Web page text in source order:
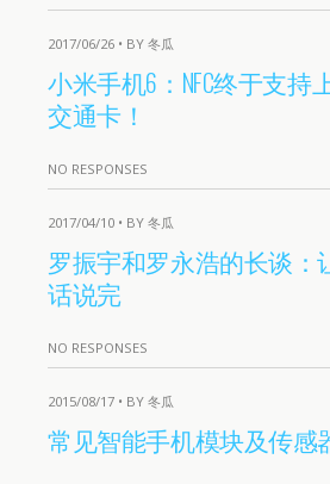
2017/06/26 • BY 冬瓜
小米手机6：NFC终于支持
交通卡！
NO RESPONSES
2017/04/10 • BY 冬瓜
罗振宇和罗永浩的长谈：
话说完
NO RESPONSES
2015/08/17 • BY 冬瓜
常见智能手机模块及传感